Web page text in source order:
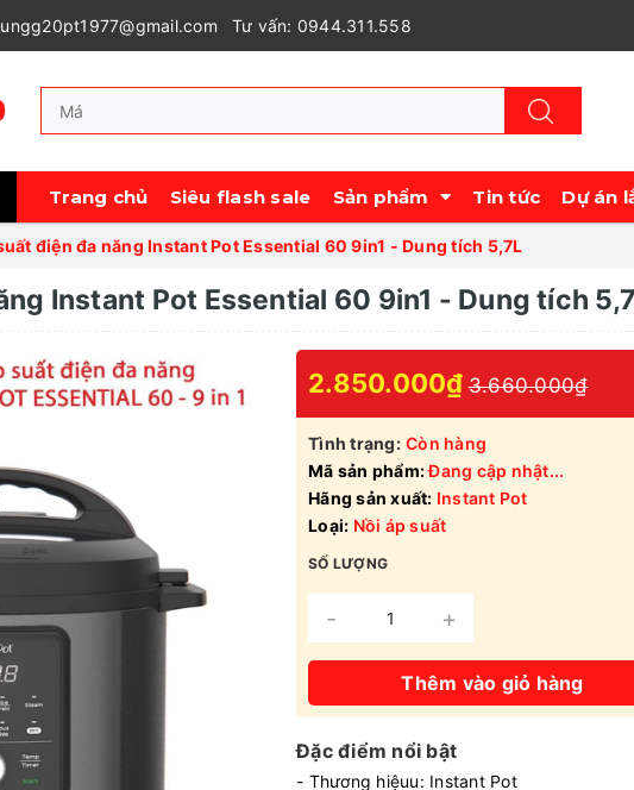
Tư vấn: 0944.311.558
Trang chủ Siêu flash sale Sản phẩm Tin tức Dự án
điện đa năng Instant Pot Essential 60 9in1 - Dung tích 5,7L
Instant Pot Essential 60 9in1 - Dung tích
2.850.000₫ 3.660.000₫
Tình trạng: Còn hàng
Mã sản phẩm:Đang cập nhật...
Hãng sản xuất: Instant Pot
Loại: Nồi áp suất
SỐ LƯỢNG
- +
Thêm vào giỏ hàng
Đặc điểm nổi bật
- Thương hiệuu: Instant Pot